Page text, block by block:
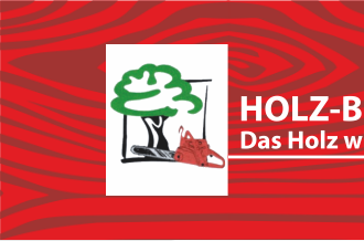
Zum
Inhalt
springen